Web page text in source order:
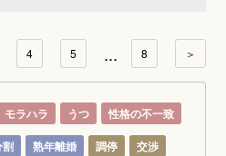
4 5 ... 8 ＞
モラハラ うつ
性格の不一致
割 熟年離婚 調停
交渉